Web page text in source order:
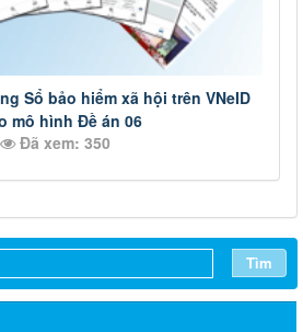
Sổ bảo hiểm xã hội trên VNeID
mô hình Đề án 06
Đã xem: 350
Tìm